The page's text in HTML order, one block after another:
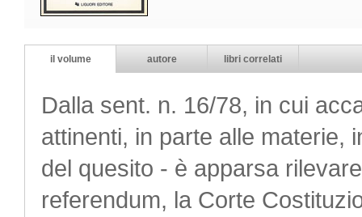
il volume autore libri correlati
Dalla sent. n. 16/78, in cui
attinenti, in parte alle materie,
del quesito - è apparsa
referendum, la Corte